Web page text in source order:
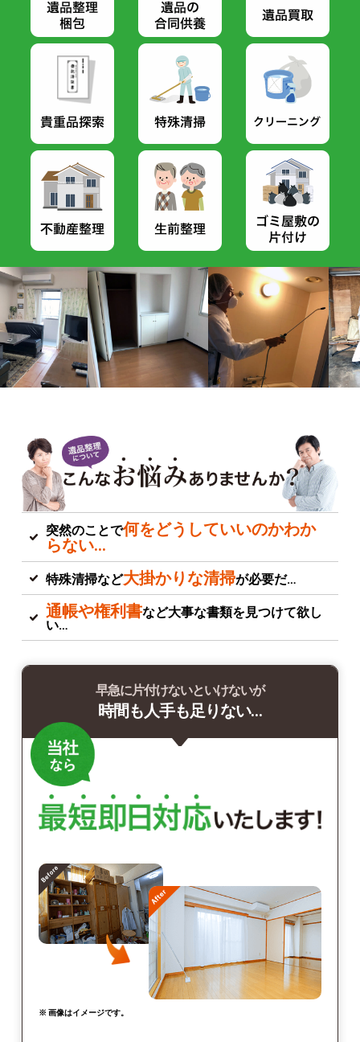
突然のことで何をどうしていいのかわか
らない…
特殊清掃など大掛かりな清掃が必要だ…
通帳や権利書など大事な書類を見つけて欲し
い…
早急に片付けないといけないが
時間も人手も足りない…
※ 画像はイメージです。